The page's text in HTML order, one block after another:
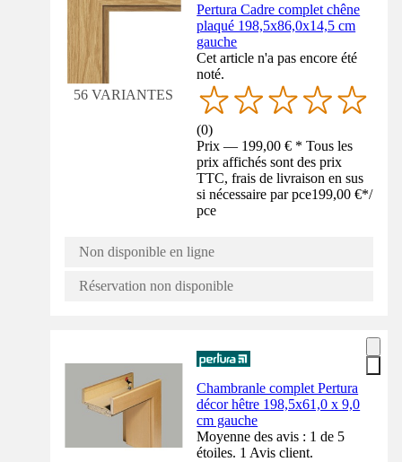
56 VARIANTES
Pertura Cadre complet chêne
plaqué 198,5x86,0x14,5 cm
gauche
Cet article n'a pas encore été
noté.
(0)
Prix — 199,00 € * Tous les
prix affichés sont des prix
TTC, frais de livraison en sus
si nécessaire par pce199,00 €*/
pce
Non disponible en ligne
Réservation non disponible
Chambranle complet Pertura
décor hêtre 198,5x61,0 x 9,0
cm gauche
Moyenne des avis : 1 de 5
étoiles. 1 Avis client.